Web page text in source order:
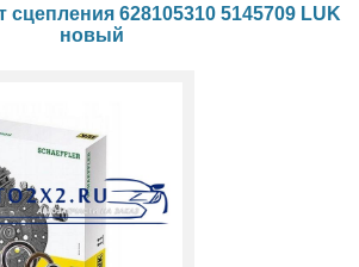
сцепления 628105310 5145709 LUK
новый